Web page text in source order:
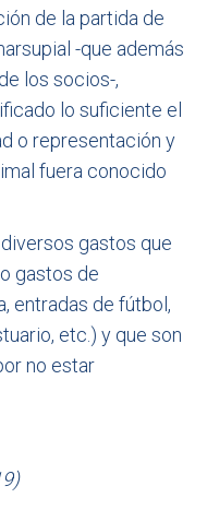
de la partida de
-que además
los socios-,
lo suficiente el
o representación y
fuera conocido
gastos que
gastos de
entradas de fútbol,
etc.) y que son
no estar